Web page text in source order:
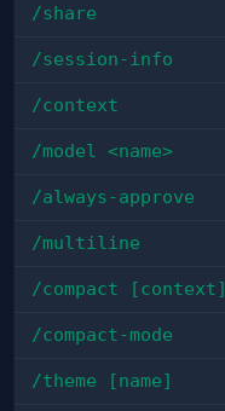
/share
/session-info
/context
/model <name>
/always-approve
/multiline
/compact [context]
/compact-mode
/theme [name]